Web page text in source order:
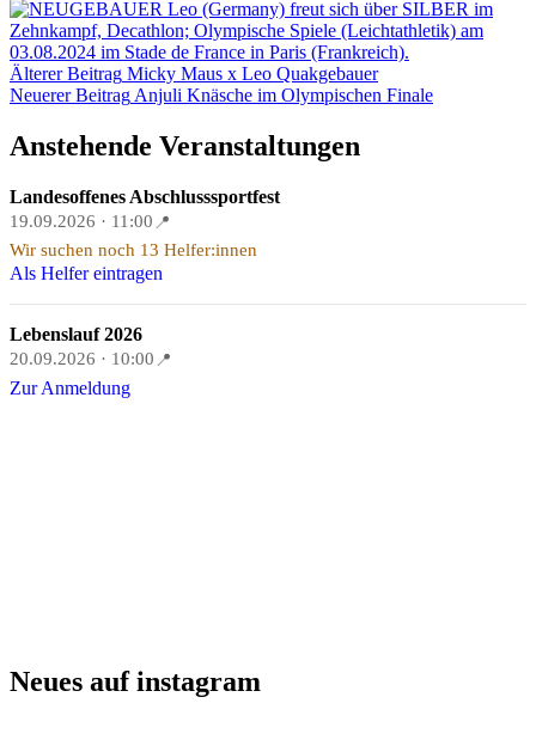
Beitragsnavigation
Älterer Beitrag Micky Maus x Leo Quakgebauer
Neuerer Beitrag Anjuli Knäsche im Olympischen Finale
Anstehende Veranstaltungen
Landesoffenes Abschlusssportfest
19.09.2026 · 11:00 📍
Wir suchen noch 13 Helfer:innen
Als Helfer eintragen
Lebenslauf 2026
20.09.2026 · 10:00 📍
Zur Anmeldung
Neues auf instagram